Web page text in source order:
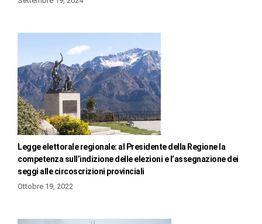
Legge elettorale regionale: al Presidente della Regione la
competenza sull’indizione delle elezioni e l’assegnazione dei
seggi alle circoscrizioni provinciali
Ottobre 19, 2022